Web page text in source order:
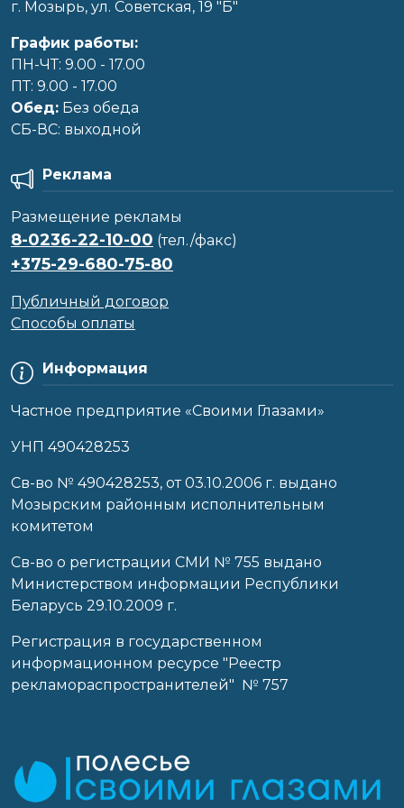
г. Мозырь, ул. Советская, 19 "Б"
График работы:
ПН-ЧТ: 9.00 - 17.00
ПТ: 9.00 - 17.00
Обед: Без обеда
CБ-ВС: выходной
Информация
Частное предприятие «Своими Глазами»
УНП 490428253
Cв-во № 490428253, от 03.10.2006 г. выдано
Мозырским районным исполнительным
комитетом
Св-во о регистрации СМИ № 755 выдано
Министерством информации Республики
Беларусь 29.10.2009 г.
Регистрация в государственном
информационном ресурсе "Реестр
рекламораспространителей" № 757
Реклама
Размещение рекламы
8-0236-22-10-00 (тел./факс)
+375-29-680-75-80
Публичный договор
Способы оплаты